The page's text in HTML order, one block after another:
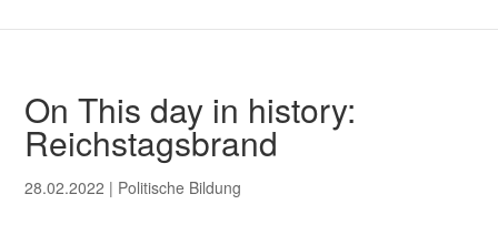
On This day in history:
Reichstagsbrand
28.02.2022 | Politische Bildung